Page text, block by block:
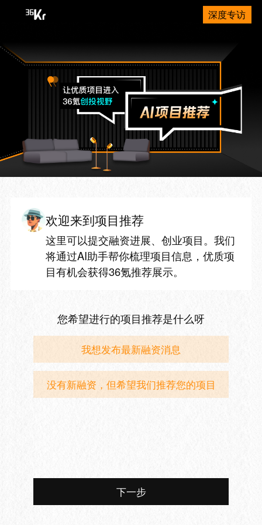
深度专访
欢迎来到项目推荐
这里可以提交融资进展、创业项目。我们
将通过AI助手帮你梳理项目信息，优质项
目有机会获得36氪推荐展示。
您希望进行的项目推荐是什么呀
我想发布最新融资消息
没有新融资，但希望我们推荐您的项目
下一步